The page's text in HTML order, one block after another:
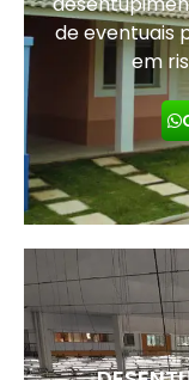
de eventuais
em